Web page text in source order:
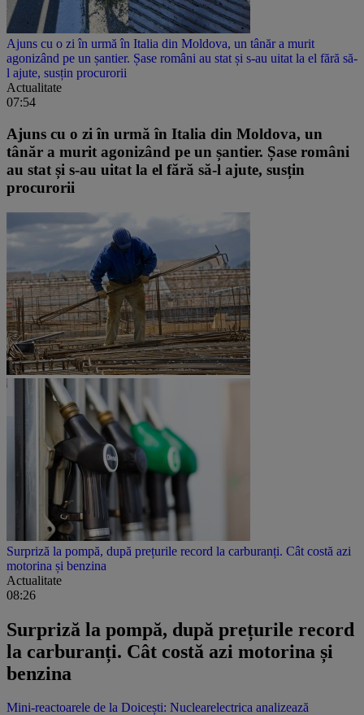
Ajuns cu o zi în urmă în Italia din Moldova, un tânăr a murit
agonizând pe un șantier. Șase români au stat și s-au uitat la el fără să-
l ajute, susțin procurorii
Actualitate
07:54
Ajuns cu o zi în urmă în Italia din Moldova, un
tânăr a murit agonizând pe un șantier. Șase români
au stat și s-au uitat la el fără să-l ajute, susțin
procurorii
Surpriză la pompă, după prețurile record la carburanți. Cât costă azi
motorina și benzina
Actualitate
08:26
Surpriză la pompă, după prețurile record
la carburanți. Cât costă azi motorina și
benzina
Mini-reactoarele de la Doicești: Nuclearelectrica analizează